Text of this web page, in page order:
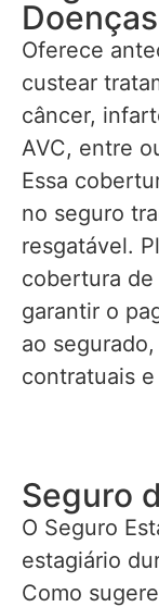
Oferece
custear
câncer,
AVC, entre
Essa
no seguro
resgatável.
cobertura
garantir o
ao
contratuais
Seguro
O Seguro
estagiário
Como